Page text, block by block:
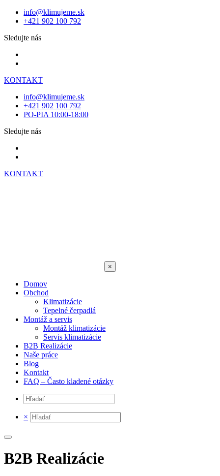
info@klimujeme.sk
+421 902 100 792
Sledujte nás
KONTAKT
info@klimujeme.sk
+421 902 100 792
PO-PIA 10:00-18:00
Sledujte nás
KONTAKT
×
Domov
Obchod
Klimatizácie
Tepelné čerpadlá
Montáž a servis
Montáž klimatizácie
Servis klimatizácie
B2B Realizácie
Naše práce
Blog
Kontakt
FAQ – Často kladené otázky
×
B2B Realizácie